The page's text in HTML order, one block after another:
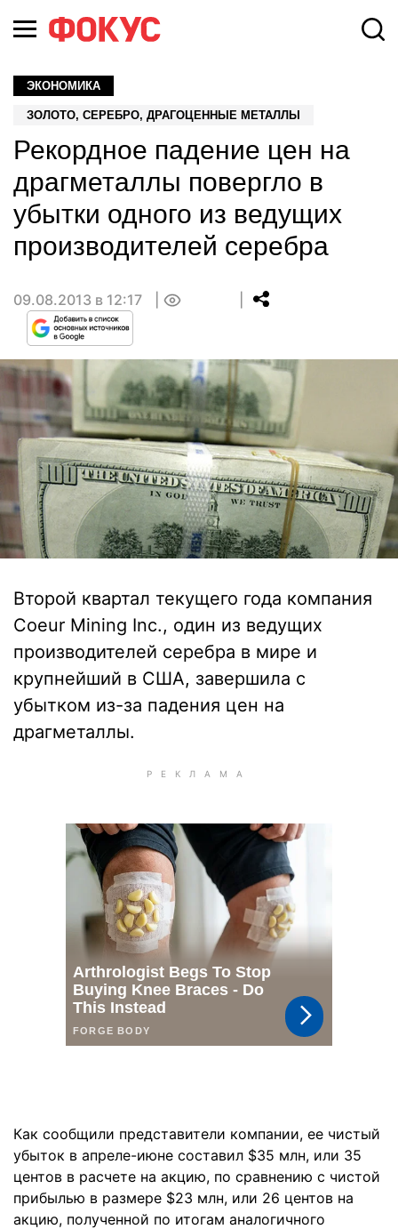
ЭКОНОМИКА
ЗОЛОТО, СЕРЕБРО, ДРАГОЦЕННЫЕ МЕТАЛЛЫ
Рекордное падение цен на
драгметаллы повергло в
убытки одного из ведущих
производителей серебра
09.08.2013 в 12:17
Второй квартал текущего года компания
Coeur Mining Inc., один из ведущих
производителей серебра в мире и
крупнейший в США, завершила с
убытком из-за падения цен на
драгметаллы.
Как сообщили представители компании, ее чистый
убыток в апреле-июне составил $35 млн, или 35
центов в расчете на акцию, по сравнению с чистой
прибылью в размере $23 млн, или 26 центов на
акцию, полученной по итогам аналогичного